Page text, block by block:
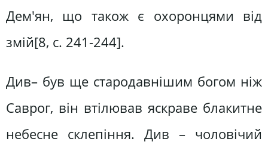
Дем'ян, що також є охоронцями від
змій[8, c. 241-244].
Див– був ще стародавнішим богом ніж
Саврог, він втілював яскраве блакитне
небесне склепіння. Див – чоловічий